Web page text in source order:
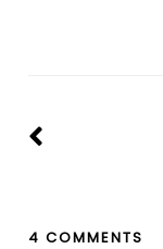
4 COMMENTS